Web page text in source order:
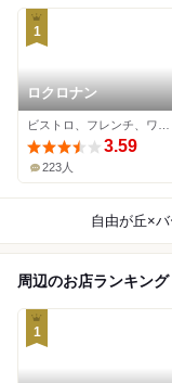
1
ロクロナン
3.59
223人
自由が丘×
周辺のお店ランキング
1